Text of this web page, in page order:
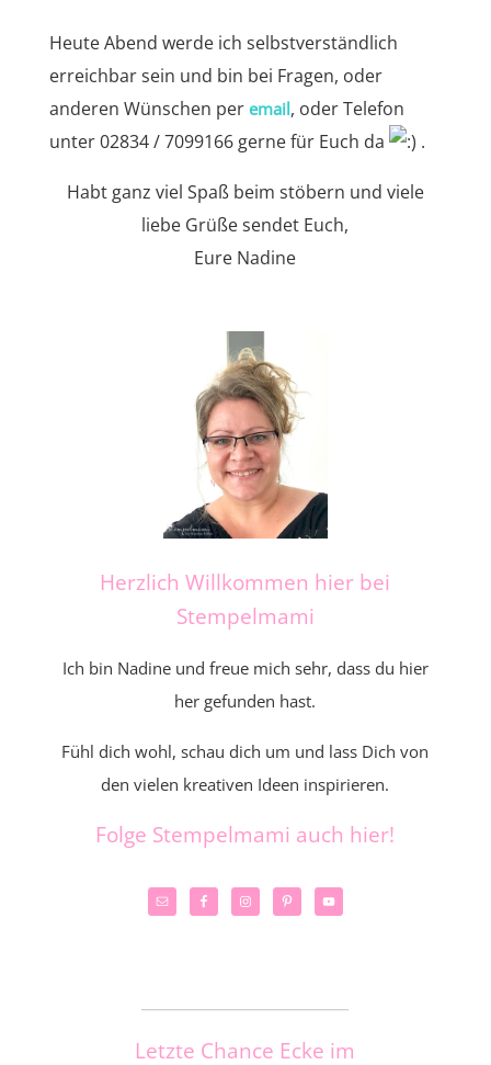
Heute Abend werde ich selbstverständlich
erreichbar sein und bin bei Fragen, oder
anderen Wünschen per email, oder Telefon
unter 02834 / 7099166 gerne für Euch da
.
Habt ganz viel Spaß beim stöbern und viele
liebe Grüße sendet Euch,
Eure Nadine
Herzlich Willkommen hier bei
Stempelmami
Ich bin Nadine und freue mich sehr, dass du hier
her gefunden hast.
Fühl dich wohl, schau dich um und lass Dich von
den vielen kreativen Ideen inspirieren.
Folge Stempelmami auch hier!
Letzte Chance Ecke im